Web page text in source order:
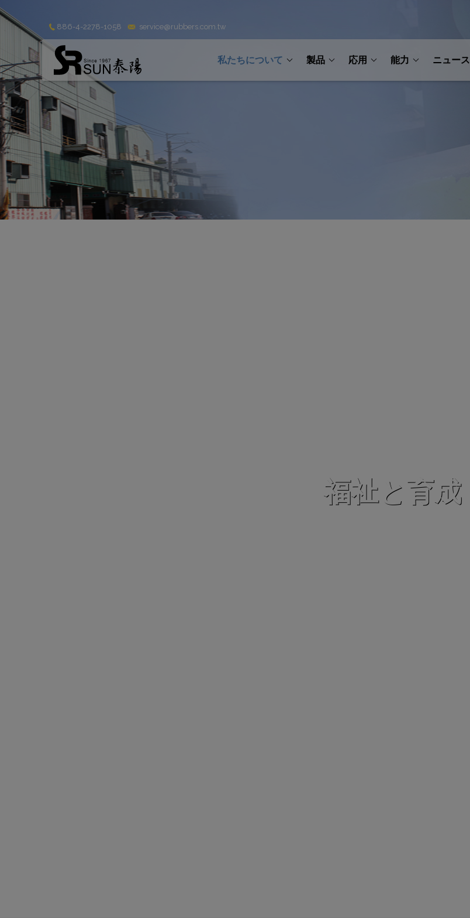
886-4-2278-1058 service@rubbers.com.tw
私たちについて 製品 応用 能力 ニュース
福祉と育成
クッキー利用の管理について